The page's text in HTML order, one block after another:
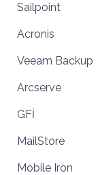
Sailpoint
Acronis
Veeam Backup
Arcserve
GFİ
MailStore
Mobile Iron